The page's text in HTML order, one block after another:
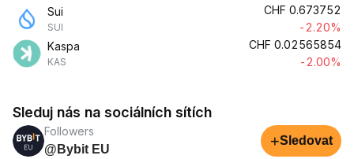
Sui
SUI
CHF 0.673752
-2.20%
Kaspa
KAS
CHF 0.02565854
-2.00%
Sleduj nás na sociálních sítích
Followers
@Bybit EU
+Sledovat